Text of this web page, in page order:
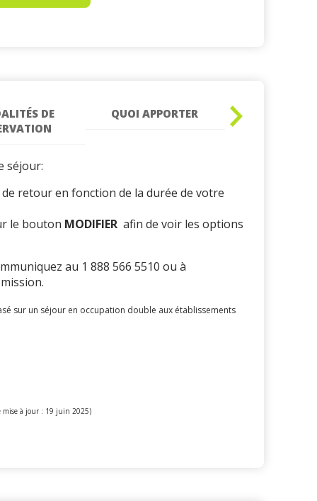
DE
QUOI APPORTER
Suivant
séjour:
retour en fonction de la durée de votre
le bouton MODIFIERafin de voir les options
au 1 888 566 5510 ou à
sur un séjour en occupation double aux établissements
mise à jour : 19 juin 2025)